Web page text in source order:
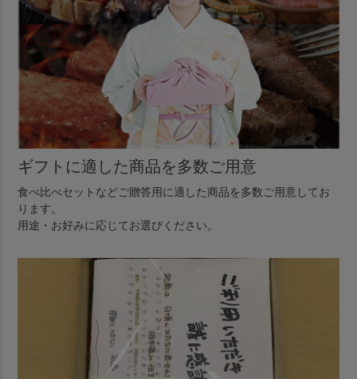
ギフトに適した商品を多数ご用意
食べ比べセットなどご贈答用に適した商品を多数ご用意してお
ります。
用途・お好みに応じてお選びください。